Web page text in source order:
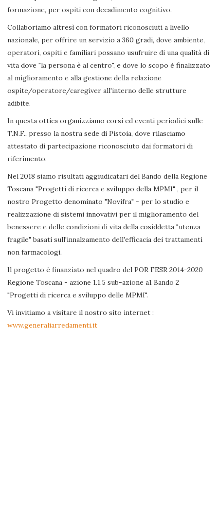
formazione, per ospiti con decadimento cognitivo.
Collaboriamo altresì con formatori riconosciuti a livello
nazionale, per offrire un servizio a 360 gradi, dove ambiente,
operatori, ospiti e familiari possano usufruire di una qualità di
vita dove "la persona è al centro", e dove lo scopo è finalizzato
al miglioramento e alla gestione della relazione
ospite/operatore/caregiver all'interno delle strutture
adibite.
In questa ottica organizziamo corsi ed eventi periodici sulle
T.N.F., presso la nostra sede di Pistoia, dove rilasciamo
attestato di partecipazione riconosciuto dai formatori di
riferimento.
Nel 2018 siamo risultati aggiudicatari del Bando della Regione
Toscana "Progetti di ricerca e sviluppo della MPMI" , per il
nostro Progetto denominato "Novifra" - per lo studio e
realizzazione di sistemi innovativi per il miglioramento del
benessere e delle condizioni di vita della cosiddetta "utenza
fragile" basati sull'innalzamento dell'efficacia dei trattamenti
non farmacologi.
Il progetto è finanziato nel quadro del POR FESR 2014-2020
Regione Toscana - azione 1.1.5 sub-azione a1 Bando 2
"Progetti di ricerca e sviluppo delle MPMI".
Vi invitiamo a visitare il nostro sito internet :
www.generaliarredamenti.it